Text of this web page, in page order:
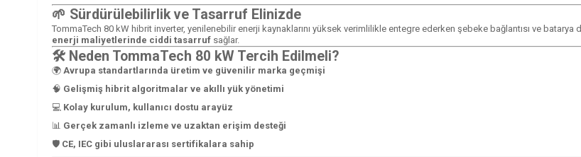
🌱 Sürdürülebilirlik ve Tasarruf Elinizde
TommaTech 80 kW hibrit inverter, yenilenebilir enerji kaynaklarını yüksek verimlilikle entegre ederken şebeke bağlantısı ve
enerji maliyetlerinde ciddi tasarruf sağlar.
🛠️ Neden TommaTech 80 kW Tercih Edilmeli?
🌍 Avrupa standartlarında üretim ve güvenilir marka geçmişi
🧠 Gelişmiş hibrit algoritmalar ve akıllı yük yönetimi
💻 Kolay kurulum, kullanıcı dostu arayüz
📊 Gerçek zamanlı izleme ve uzaktan erişim desteği
🛡️ CE, IEC gibi uluslararası sertifikalara sahip